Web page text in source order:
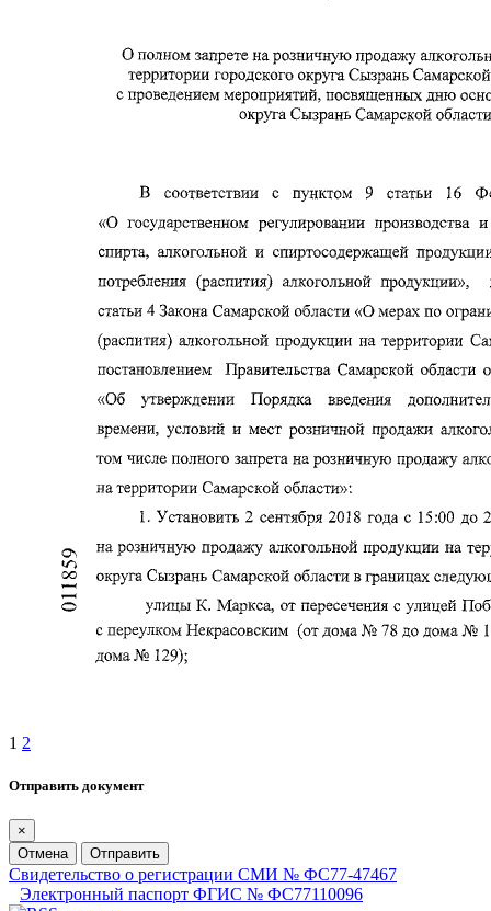
1 2
Отправить документ
×
Отмена
Отправить
Свидетельство о регистрации СМИ № ФС77-47467
Электронный паспорт ФГИС № ФС77110096